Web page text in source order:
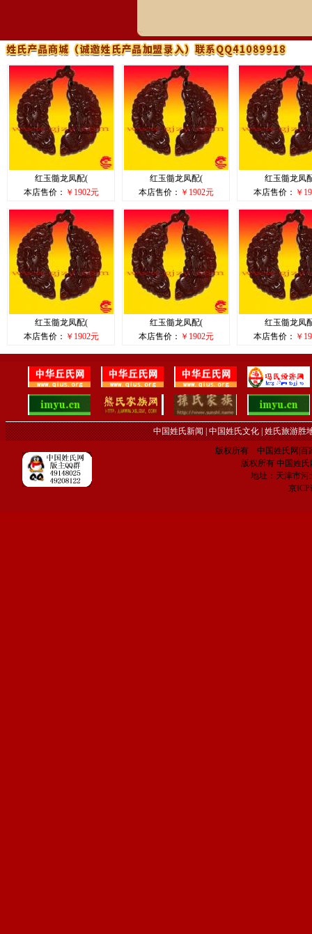
红玉髓龙凤配(
本店售价： ￥1902元
红玉髓龙凤配(
本店售价： ￥1902元
红玉髓龙凤
本店售价： ￥
红玉髓龙凤配(
本店售价： ￥1902元
红玉髓龙凤配(
本店售价： ￥1902元
红玉髓龙凤
本店售价： ￥
中国姓氏新闻|中国姓氏文化|姓氏旅游胜
版权所有 中国姓氏网|百
版权所有 中国姓氏
地址：天津市河
京ICP